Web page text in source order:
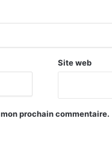
Site web
prochain commentaire.